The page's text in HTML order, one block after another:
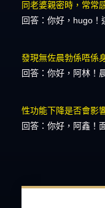
同老婆親密時，常常
回答：你好，hugo
發現無佐晨勃係唔係
回答：你好，阿林！
性功能下降是否會影
回答：你好，阿鑫！